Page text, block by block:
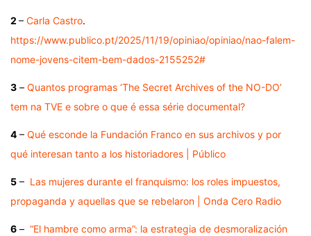
2 – Carla Castro.
https://www.publico.pt/2025/11/19/opiniao/opiniao/nao-falem-
nome-jovens-citem-bem-dados-2155252#
3 – Quantos programas ‘The Secret Archives of the NO-DO’
tem na TVE e sobre o que é essa série documental?
4 – Qué esconde la Fundación Franco en sus archivos y por
qué interesan tanto a los historiadores | Público
5 – Las mujeres durante el franquismo: los roles impuestos,
propaganda y aquellas que se rebelaron | Onda Cero Radio
6 – “El hambre como arma”: la estrategia de desmoralización